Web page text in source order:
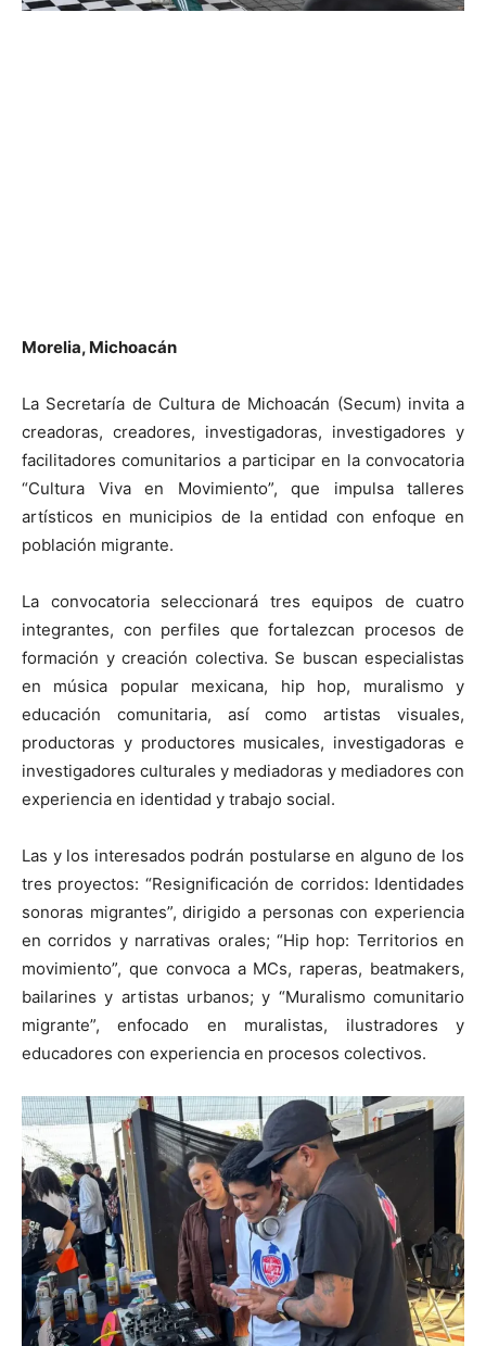
Morelia, Michoacán
La Secretaría de Cultura de Michoacán (Secum) invita a
creadoras, creadores, investigadoras, investigadores y
facilitadores comunitarios a participar en la convocatoria
“Cultura Viva en Movimiento”, que impulsa talleres
artísticos en municipios de la entidad con enfoque en
población migrante.
La convocatoria seleccionará tres equipos de cuatro
integrantes, con perfiles que fortalezcan procesos de
formación y creación colectiva. Se buscan especialistas
en música popular mexicana, hip hop, muralismo y
educación comunitaria, así como artistas visuales,
productoras y productores musicales, investigadoras e
investigadores culturales y mediadoras y mediadores con
experiencia en identidad y trabajo social.
Las y los interesados podrán postularse en alguno de los
tres proyectos: “Resignificación de corridos: Identidades
sonoras migrantes”, dirigido a personas con experiencia
en corridos y narrativas orales; “Hip hop: Territorios en
movimiento”, que convoca a MCs, raperas, beatmakers,
bailarines y artistas urbanos; y “Muralismo comunitario
migrante”, enfocado en muralistas, ilustradores y
educadores con experiencia en procesos colectivos.